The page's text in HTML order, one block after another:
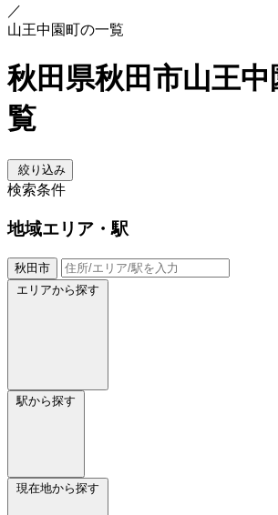
／
山王中園町の一覧
秋田県秋田市山王
覧
絞り込み
検索条件
地域エリア・駅
秋田市
エリアから探す
駅から探す
現在地から探す